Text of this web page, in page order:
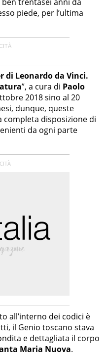
piede, per l’ultima
di Leonardo da Vinci.
”, a cura di Paolo
2018 sino al 20
dunque, queste
disposizione di
da ogni parte
all’interno dei codici è
il Genio toscano stava
e dettagliata il corpo
Maria Nuova.